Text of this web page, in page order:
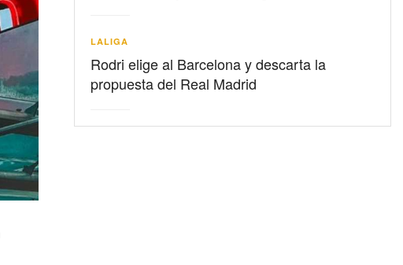
LALIGA
Rodri elige al Barcelona y descarta la
propuesta del Real Madrid